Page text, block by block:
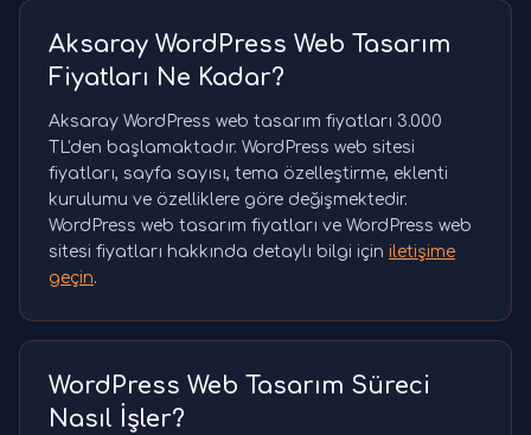
Aksaray WordPress Web Tasarım
Fiyatları Ne Kadar?
Aksaray WordPress web tasarım fiyatları 3.000
TL'den başlamaktadır. WordPress web sitesi
fiyatları, sayfa sayısı, tema özelleştirme, eklenti
kurulumu ve özelliklere göre değişmektedir.
WordPress web tasarım fiyatları ve WordPress web
sitesi fiyatları hakkında detaylı bilgi için iletişime
geçin.
WordPress Web Tasarım Süreci
Nasıl İşler?